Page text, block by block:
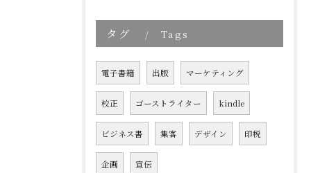
タグ Tags
電子書籍 出版 マーケティング
校正 ゴーストライター kindle
ビジネス書 集客 デザイン 印税
企画 宣伝